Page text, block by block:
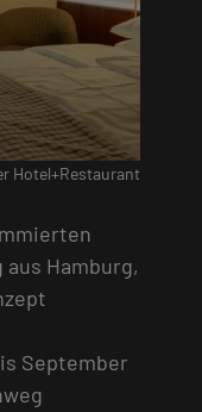
Hotel+Restaurant
Hamburg,
September